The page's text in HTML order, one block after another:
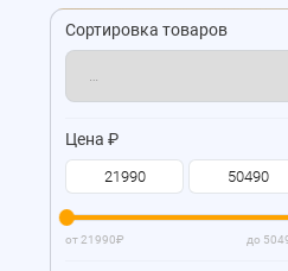
Сортировка товаров
Цена₽
от21990₽ до